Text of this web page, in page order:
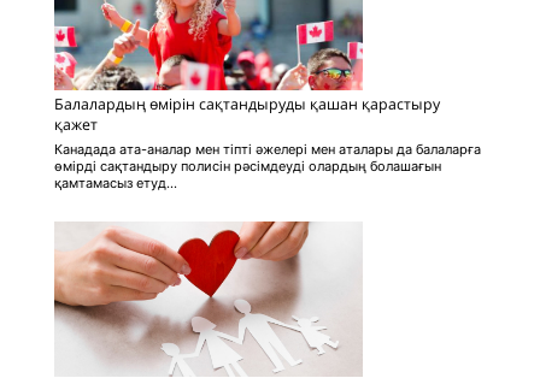
Балалардың өмірін сақтандыруды қашан қарастыру
қажет
Канадада ата-аналар мен тіпті әжелері мен аталары да балаларға
өмірді сақтандыру полисін рәсімдеуді олардың болашағын
қамтамасыз етуд...